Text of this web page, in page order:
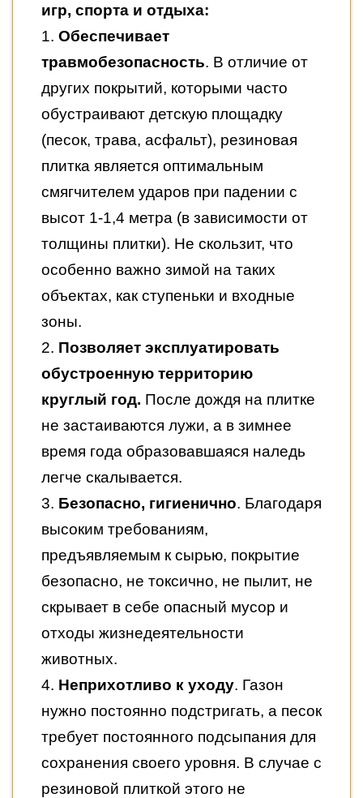
игр, спорта и отдыха:
1. Обеспечивает
травмобезопасность. В отличие от
других покрытий, которыми часто
обустраивают детскую площадку
(песок, трава, асфальт), резиновая
плитка является оптимальным
смягчителем ударов при падении с
высот 1-1,4 метра (в зависимости от
толщины плитки). Не скользит, что
особенно важно зимой на таких
объектах, как ступеньки и входные
зоны.
2. Позволяет эксплуатировать
обустроенную территорию
круглый год. После дождя на плитке
не застаиваются лужи, а в зимнее
время года образовавшаяся наледь
легче скалывается.
3. Безопасно, гигиенично. Благодаря
высоким требованиям,
предъявляемым к сырью, покрытие
безопасно, не токсично, не пылит, не
скрывает в себе опасный мусор и
отходы жизнедеятельности
животных.
4. Неприхотливо к уходу. Газон
нужно постоянно подстригать, а песок
требует постоянного подсыпания для
сохранения своего уровня. В случае с
резиновой плиткой этого не